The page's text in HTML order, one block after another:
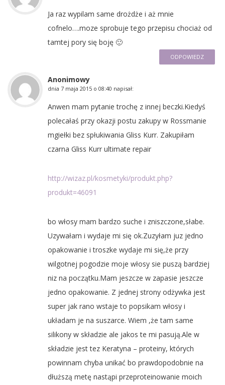
Ja raz wypilam same drożdże i aż mnie
cofnelo….moze sprobuje tego przepisu chociaż od
tamtej pory się boję 🙂
ODPOWIEDZ
Anonimowy
dnia 7 maja 2015 o 08:40 napisał:
Anwen mam pytanie trochę z innej beczki.Kiedyś
polecałaś przy okazji postu zakupy w Rossmanie
mgiełki bez spłukiwania Gliss Kurr. Zakupiłam
czarna Gliss Kurr ultimate repair
http://wizaz.pl/kosmetyki/produkt.php?
produkt=46091
bo włosy mam bardzo suche i zniszczone,słabe.
Uzywałam i wydaje mi się ok.Zuzyłam juz jedno
opakowanie i troszke wydaje mi się,że przy
wilgotnej pogodzie moje włosy sie puszą bardziej
niz na początku.Mam jeszcze w zapasie jeszcze
jedno opakowanie. Z jednej strony odżywka jest
super jak rano wstaje to popsikam włosy i
układam je na suszarce. Wiem ,że tam same
silikony w składzie ale jakos te mi pasują.Ale w
składzie jest tez Keratyna – proteiny, których
powinnam chyba unikać bo prawdopodobnie na
dłuższą metę nastąpi przeproteinowanie moich